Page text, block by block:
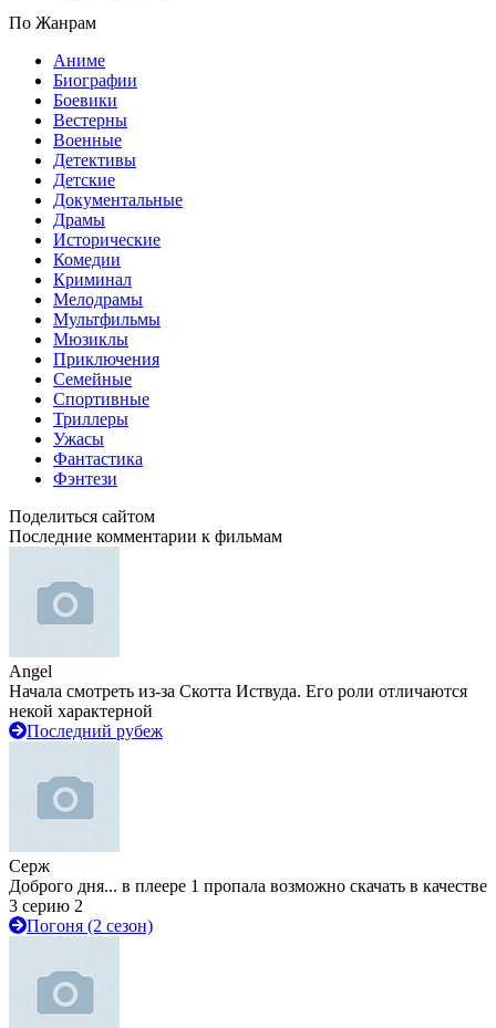
По Жанрам
Аниме
Биографии
Боевики
Вестерны
Военные
Детективы
Детские
Документальные
Драмы
Исторические
Комедии
Криминал
Мелодрамы
Мультфильмы
Мюзиклы
Приключения
Семейные
Спортивные
Триллеры
Ужасы
Фантастика
Фэнтези
Поделиться сайтом
Последние комментарии к фильмам
Angel
Начала смотреть из-за Скотта Иствуда. Его роли отличаются
некой характерной
Последний рубеж
Серж
Доброго дня... в плеере 1 пропала возможно скачать в качестве
3 серию 2
Погоня (2 сезон)